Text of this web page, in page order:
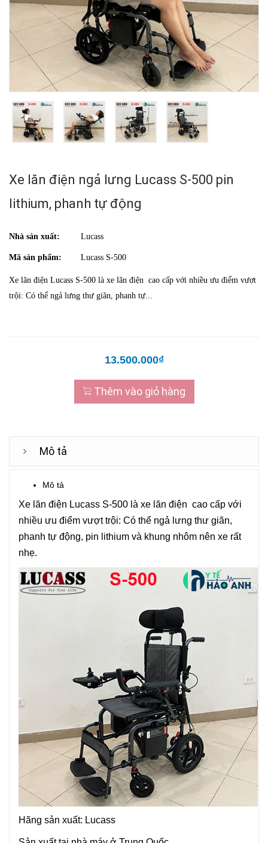
Xe lăn điện ngả lưng Lucass S-500 pin
lithium, phanh tự động
Nhà sản xuất: Lucass
Mã sản phẩm: Lucass S-500
Xe lăn điện Lucass S-500 là xe lăn điện cao cấp với nhiều ưu điểm vượt
trội: Có thể ngả lưng thư giãn, phanh tự...
13.500.000₫
Thêm vào giỏ hàng
Mô tả
Mô tả
Xe lăn điện Lucass S-500 là xe lăn điện cao cấp với
nhiều ưu điểm vượt trội: Có thể ngả lưng thư giãn,
phanh tự động, pin lithium và khung nhôm nên xe rất
nhẹ.
Hãng sản xuất: Lucass